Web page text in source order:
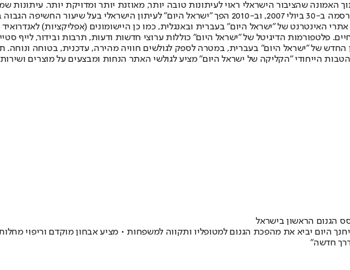
שהציבור הישראלי ראוי לעיתונות טובה יותר, מאוזנת יותר ומדויקת יותר. עיתונות
תשלום. המהדורה המודפסת הראשונה פורסמה ב-30 ביולי 2007, וב-2010 הפך "ישראל היום"
פלטפורמות הדיגיטל של "ישראל היום" כוללות ערוצי חדשות ודעות, תרבות ובידור, לייף
החדש של "ישראל היום" בעברית, במטרה לספק לגולשים חוויה מהירה, עדכנית, בטוחה
הייחודי "הקליקה של ישראל היום" מציע לגולשי האתר הנחות ומבצעים על מוצרים
הגנום הראשון בישראל
היום יביא את מהפכת הגנום למטופליו ותקווה למשפחות • מציע אבחון מוקדם וריפוי
חדשה"